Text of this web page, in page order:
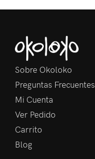
Sobre Okoloko
Preguntas Frecuentes
Mi Cuenta
Ver Pedido
Carrito
Blog